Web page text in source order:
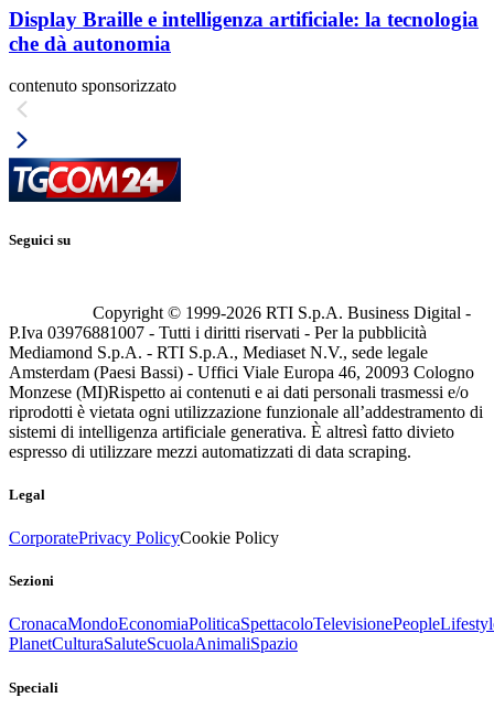
Display Braille e intelligenza artificiale: la tecnologia
che dà autonomia
contenuto sponsorizzato
Seguici su
Copyright © 1999-2026 RTI S.p.A. Business Digital -
P.Iva 03976881007 - Tutti i diritti riservati - Per la pubblicità
Mediamond S.p.A. - RTI S.p.A., Mediaset N.V., sede legale
Amsterdam (Paesi Bassi) - Uffici Viale Europa 46, 20093 Cologno
Monzese (MI)Rispetto ai contenuti e ai dati personali trasmessi e/o
riprodotti è vietata ogni utilizzazione funzionale all’addestramento di
sistemi di intelligenza artificiale generativa. È altresì fatto divieto
espresso di utilizzare mezzi automatizzati di data scraping.
Legal
CorporatePrivacy PolicyCookie Policy
Sezioni
CronacaMondoEconomiaPoliticaSpettacoloTelevisionePeople
PlanetCulturaSaluteScuolaAnimaliSpazio
Speciali